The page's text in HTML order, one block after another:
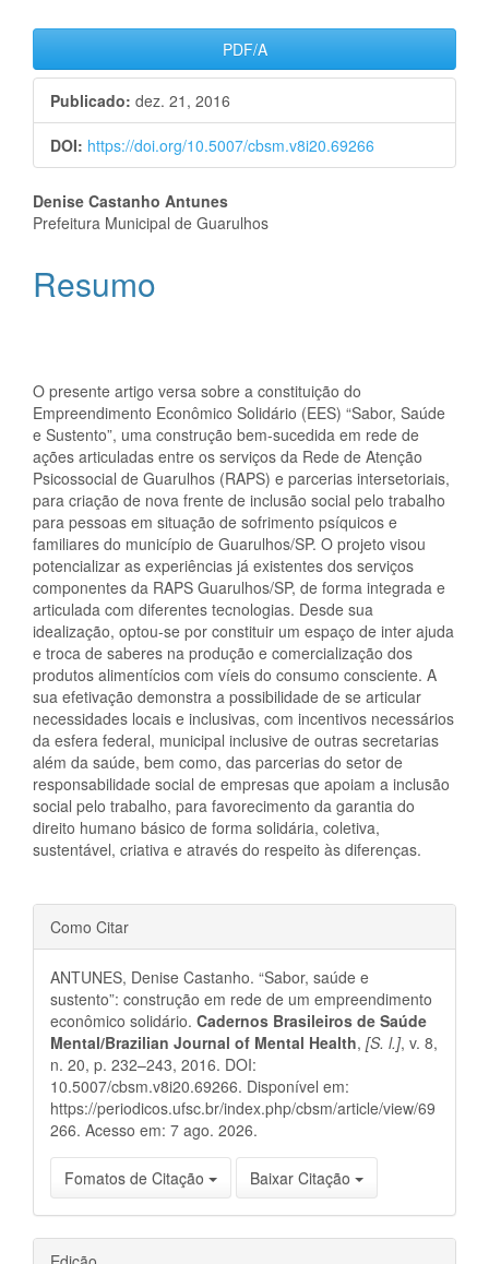
Barra
lateral
de
artigos
PDF/A
Publicado: dez. 21, 2016
DOI: https://doi.org/10.5007/cbsm.v8i20.69266
Conteúdo
artigo
Denise Castanho Antunes
Prefeitura Municipal de Guarulhos
Resumo
O presente artigo versa sobre a constituição do
Empreendimento Econômico Solidário (EES) “Sabor, Saúde
e Sustento”, uma construção bem-sucedida em rede de
ações articuladas entre os serviços da Rede de Atenção
Psicossocial de Guarulhos (RAPS) e parcerias intersetoriais,
para criação de nova frente de inclusão social pelo trabalho
para pessoas em situação de sofrimento psíquicos e
familiares do município de Guarulhos/SP. O projeto visou
potencializar as experiências já existentes dos serviços
componentes da RAPS Guarulhos/SP, de forma integrada e
articulada com diferentes tecnologias. Desde sua
idealização, optou-se por constituir um espaço de inter ajuda
e troca de saberes na produção e comercialização dos
produtos alimentícios com víeis do consumo consciente. A
sua efetivação demonstra a possibilidade de se articular
necessidades locais e inclusivas, com incentivos necessários
da esfera federal, municipal inclusive de outras secretarias
além da saúde, bem como, das parcerias do setor de
responsabilidade social de empresas que apoiam a inclusão
social pelo trabalho, para favorecimento da garantia do
direito humano básico de forma solidária, coletiva,
sustentável, criativa e através do respeito às diferenças.
Detalhes
do
artigo
Como Citar
ANTUNES, Denise Castanho. “Sabor, saúde e
sustento”: construção em rede de um empreendimento
econômico solidário. Cadernos Brasileiros de Saúde
Mental/Brazilian Journal of Mental Health, [S. l.], v. 8,
n. 20, p. 232–243, 2016. DOI:
10.5007/cbsm.v8i20.69266. Disponível em:
https://periodicos.ufsc.br/index.php/cbsm/article/view/69
266. Acesso em: 7 ago. 2026.
Fomatos de Citação Baixar Citação